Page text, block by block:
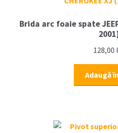
Brida arc foaie spate
128,00
Adaugă